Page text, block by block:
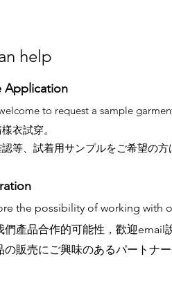
help
Application
to request a sample
衣試穿。
等、試着用サンプルをご希望の方
the possibility of working with
們產品合作的可能性，歡迎email
の販売にご興味のあるパートナ